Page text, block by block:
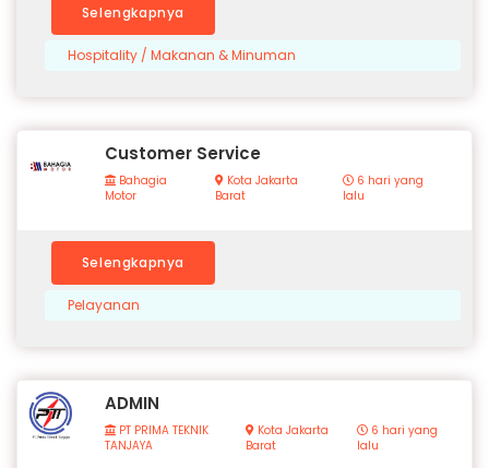
Selengkapnya
Hospitality / Makanan & Minuman
Customer Service
Bahagia
Motor
Kota Jakarta
Barat
6 hari yang
lalu
Selengkapnya
Pelayanan
ADMIN
PT PRIMA TEKNIK
TANJAYA
Kota Jakarta
Barat
6 hari yang
lalu